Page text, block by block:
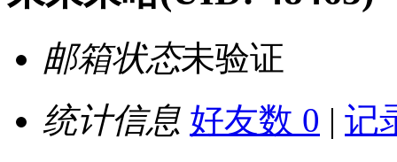
邮箱状态未验证
统计信息 好友数 0 | 记